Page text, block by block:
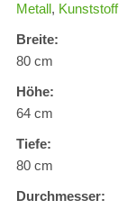
Metall , Kunststoff
Breite:
80 cm
Höhe:
64 cm
Tiefe:
80 cm
Durchmesser: